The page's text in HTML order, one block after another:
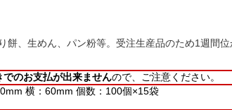
餅、生めん、パン粉等。受注生産品のため1週間位
でのお支払が出来ませんので、ご注意ください。
横：60mm 個数：100個×15袋